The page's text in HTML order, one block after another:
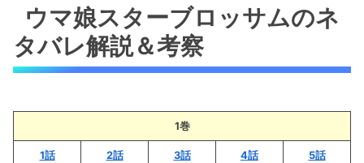
ウマ娘スターブロッサムのネ
タバレ解説＆考察
1巻
1話 2話 3話 4話 5話